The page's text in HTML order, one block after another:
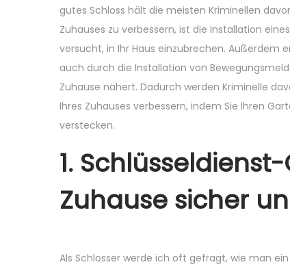
a
o
n
n
e
d
o
n
e
d
i
n
gutes Schloss hält die meisten Kriminellen
Zuhauses zu verbessern, ist die Installation
versucht, in Ihr Haus einzubrechen. Außerdem
auch durch die Installation von
Zuhause nähert. Dadurch werden Kriminelle
Ihres Zuhauses verbessern, indem Sie Ihren
verstecken.
1.
Zuhause sicher
Als Schlosser werde ich oft gefragt, wie man